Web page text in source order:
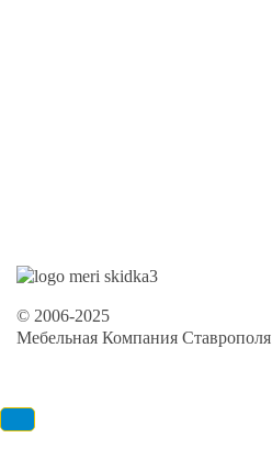
© 2006-2025
Мебельная Компания Ставрополя